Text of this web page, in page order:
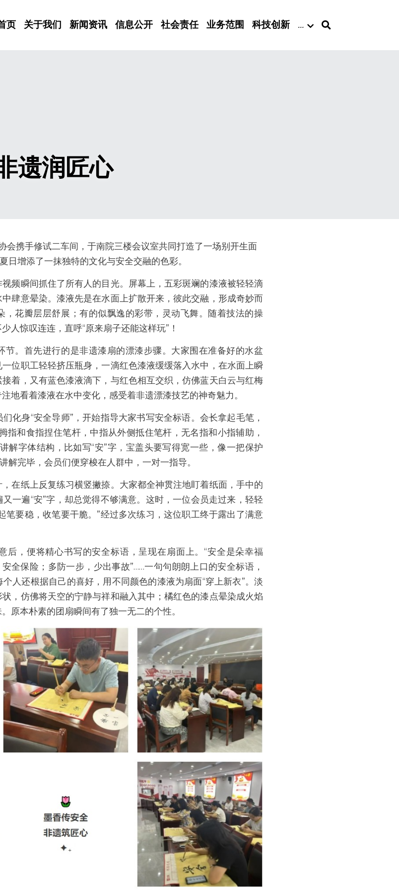
页 关于我们 新闻资讯 信息公开 社会责任 业务范围 科技创新 …
遗润匠心
携手修试二车间，于南院三楼会议室共同打造了一场别开生面
日增添了一抹独特的文化与安全交融的色彩。
瞬间抓住了所有人的目光。屏幕上，五彩斑斓的漆液被轻轻滴
肆意晕染。漆液先是在水面上扩散开来，彼此交融，形成奇妙而
，花瓣层层舒展；有的似飘逸的彩带，灵动飞舞。随着技法的操
人惊叹连连，直呼“原来扇子还能这样玩”！
。首先进行的是非遗漆扇的漂漆步骤。大家围在准备好的水盆
位职工轻轻挤压瓶身，一滴红色漆液缓缓落入水中，在水面上瞬
着，又有蓝色漆液滴下，与红色相互交织，仿佛蓝天白云与红梅
地看着漆液在水中变化，感受着非遗漂漆技艺的神奇魅力。
身“安全导师”，开始指导大家书写安全标语。会长拿起毛笔，
指和食指捏住笔杆，中指从外侧抵住笔杆，无名指和小指辅助，
解字体结构，比如写“安”字，宝盖头要写得宽一些，像一把保护
解完毕，会员们便穿梭在人群中，一对一指导。
纸上反复练习横竖撇捺。大家都全神贯注地盯着纸面，手中的
一遍“安”字，却总觉得不够满意。这时，一位会员走过来，轻轻
笔要稳，收笔要干脆。”经过多次练习，这位职工终于露出了满意
，便将精心书写的安全标语，呈现在扇面上。“安全是朵幸福
全保险；多防一步，少出事故”……一句句朗朗上口的安全标语，
人还根据自己的喜好，用不同颜色的漆液为扇面“穿上新衣”。淡
，仿佛将天空的宁静与祥和融入其中；橘红色的漆点晕染成火焰
原本朴素的团扇瞬间有了独一无二的个性。